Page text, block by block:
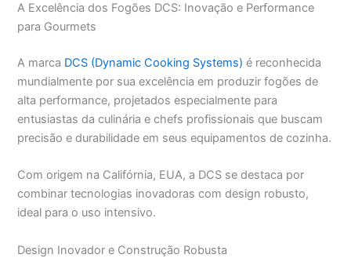
A Excelência dos Fogões DCS: Inovação e Performance
para Gourmets
A marca DCS (Dynamic Cooking Systems) é reconhecida
mundialmente por sua excelência em produzir fogões de
alta performance, projetados especialmente para
entusiastas da culinária e chefs profissionais que buscam
precisão e durabilidade em seus equipamentos de cozinha.
Com origem na Califórnia, EUA, a DCS se destaca por
combinar tecnologias inovadoras com design robusto,
ideal para o uso intensivo.
Design Inovador e Construção Robusta